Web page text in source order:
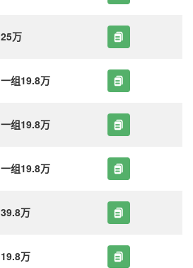
25万
一组19.8万
一组19.8万
一组19.8万
39.8万
19.8万